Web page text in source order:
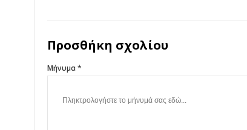
Προσθήκη σχολίου
Μήνυμα *